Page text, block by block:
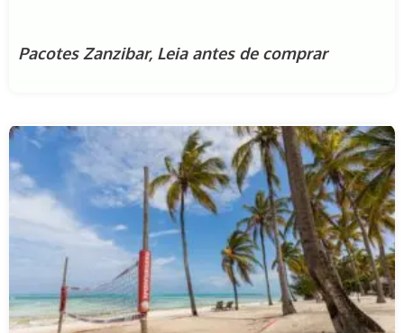
Pacotes Zanzibar, Leia antes de comprar